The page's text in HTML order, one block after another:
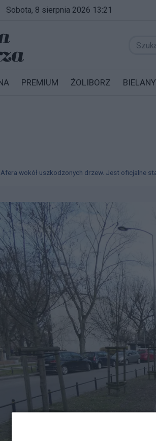
sobota, 8 sierpnia 2026 13:21
PREMIUM ŻOLIBORZ BIELANY
Afera wokół uszkodzonych drzew. Jest oficjalne